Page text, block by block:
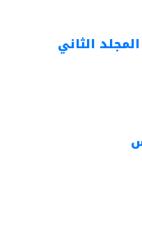
الثاني